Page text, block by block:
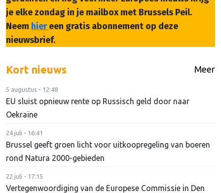
je elke zondag in je mailbox met Brussels Peil.
Neem hiereen gratis abonnement op deze
nieuwsbrief.
Kort nieuws Meer
5 augustus - 12:48
EU sluist opnieuw rente op Russisch geld door naar
Oekraïne
24 juli - 16:41
Brussel geeft groen licht voor uitkoopregeling van boeren
rond Natura 2000-gebieden
22 juli - 17:15
Vertegenwoordiging van de Europese Commissie in Den